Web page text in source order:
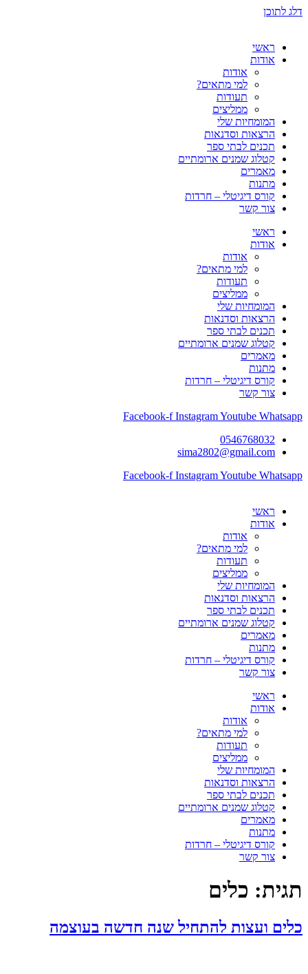
דלג לתוכן
ראשי
אודות
אודות
למי מתאים?
תעודות
ממליצים
המומחיות שלי
הרצאות וסדנאות
תכנים לבתי ספר
קטלוג שמנים ארומתיים
מאמרים
מתנות
קורס דיגיטלי – חרדות
צור קשר
ראשי
אודות
אודות
למי מתאים?
תעודות
ממליצים
המומחיות שלי
הרצאות וסדנאות
תכנים לבתי ספר
קטלוג שמנים ארומתיים
מאמרים
מתנות
קורס דיגיטלי – חרדות
צור קשר
Facebook-f InstagramYoutube Whatsapp
0546768032
sima2802@gmail.com
Facebook-f InstagramYoutube Whatsapp
ראשי
אודות
אודות
למי מתאים?
תעודות
ממליצים
המומחיות שלי
הרצאות וסדנאות
תכנים לבתי ספר
קטלוג שמנים ארומתיים
מאמרים
מתנות
קורס דיגיטלי – חרדות
צור קשר
ראשי
אודות
אודות
למי מתאים?
תעודות
ממליצים
המומחיות שלי
הרצאות וסדנאות
תכנים לבתי ספר
קטלוג שמנים ארומתיים
מאמרים
מתנות
קורס דיגיטלי – חרדות
צור קשר
תגית: כלים
כלים ועצות להתחיל שנה חדשה בעוצמה